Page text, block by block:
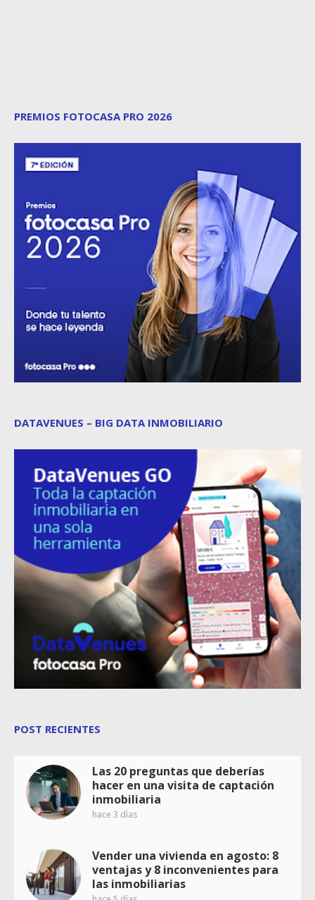
PREMIOS FOTOCASA PRO 2026
DATAVENUES – BIG DATA INMOBILIARIO
POST RECIENTES
Las 20 preguntas que deberías
hacer en una visita de captación
inmobiliaria
hace 3 días
Vender una vivienda en agosto: 8
ventajas y 8 inconvenientes para
las inmobiliarias